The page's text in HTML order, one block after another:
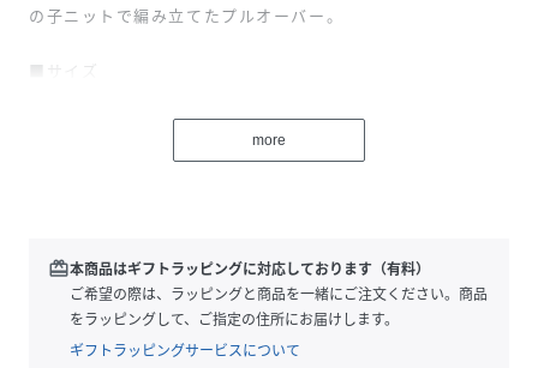
の子ニットで編み立てたプルオーバー。
■サイズ
■メーカー品番
国内2601-001
crepuscule／クレプスキュール
more
redeem本商品はギフトラッピングに対応しております（有料）
ご希望の際は、ラッピングと商品を一緒にご注文ください。商品
をラッピングして、ご指定の住所にお届けします。
ギフトラッピングサービスについて